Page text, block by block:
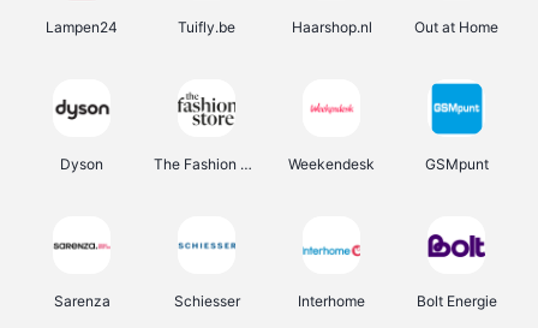
Lampen24 Tuifly.be Haarshop.nl Out at Home
Dyson The Fashion Store Weekendesk GSMpunt
Sarenza Schiesser Interhome Bolt Energie